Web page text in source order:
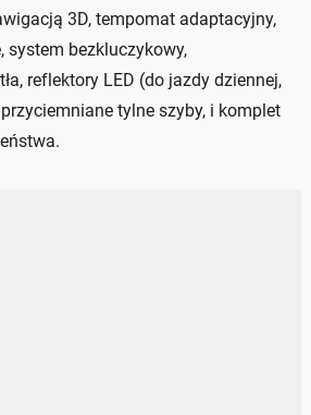
3D, tempomat adaptacyjny,
system bezkluczykowy,
reflektory LED (do jazdy dziennej,
tylne szyby, i komplet